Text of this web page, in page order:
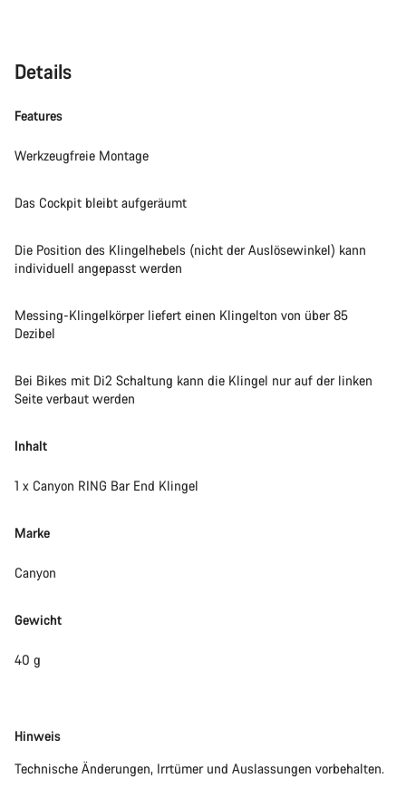
Details
Features
Werkzeugfreie Montage
Das Cockpit bleibt aufgeräumt
Die Position des Klingelhebels (nicht der Auslösewinkel) kann
individuell angepasst werden
Messing-Klingelkörper liefert einen Klingelton von über 85
Dezibel
Bei Bikes mit Di2 Schaltung kann die Klingel nur auf der linken
Seite verbaut werden
Inhalt
1 x Canyon RING Bar End Klingel
Marke
Canyon
Gewicht
40 g
Disclaimer
Hinweis
Technische Änderungen, Irrtümer und Auslassungen vorbehalten.